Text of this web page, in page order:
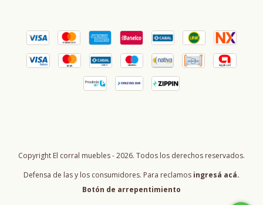
Copyright El corral muebles - 2026. Todos los derechos reservados.
Defensa de las y los consumidores. Para reclamos ingresá acá.
Botón de arrepentimiento